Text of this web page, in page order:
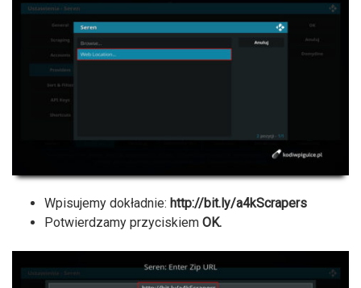
Wpisujemy dokładnie: http://bit.ly/a4kScrapers
Potwierdzamy przyciskiem OK.